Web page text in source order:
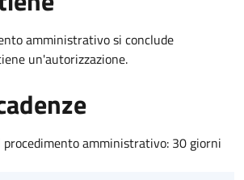
amministrativo si conclude
un'autorizzazione.
procedimento amministrativo: 30 giorni